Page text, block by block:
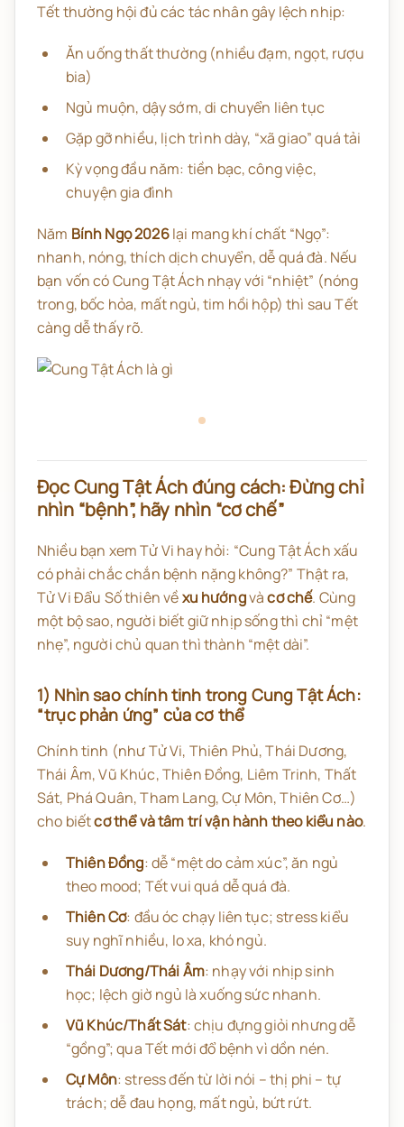
Tết thường hội đủ các tác nhân gây lệch nhịp:
Ăn uống thất thường (nhiều đạm, ngọt, rượu
bia)
Ngủ muộn, dậy sớm, di chuyển liên tục
Gặp gỡ nhiều, lịch trình dày, “xã giao” quá tải
Kỳ vọng đầu năm: tiền bạc, công việc,
chuyện gia đình
Năm Bính Ngọ 2026lại mang khí chất “Ngọ”:
nhanh, nóng, thích dịch chuyển, dễ quá đà. Nếu
bạn vốn có Cung Tật Ách nhạy với “nhiệt” (nóng
trong, bốc hỏa, mất ngủ, tim hồi hộp) thì sau Tết
càng dễ thấy rõ.
Đọc Cung Tật Ách đúng cách: Đừng chỉ
nhìn “bệnh”, hãy nhìn “cơ chế”
Nhiều bạn xem Tử Vi hay hỏi: “Cung Tật Ách xấu
có phải chắc chắn bệnh nặng không?” Thật ra,
Tử Vi Đẩu Số thiên vềxu hướngvàcơ chế. Cùng
một bộ sao, người biết giữ nhịp sống thì chỉ “mệt
nhẹ”, người chủ quan thì thành “mệt dài”.
1) Nhìn sao chính tinh trong Cung Tật Ách:
“trục phản ứng” của cơ thể
Chính tinh (như Tử Vi, Thiên Phủ, Thái Dương,
Thái Âm, Vũ Khúc, Thiên Đồng, Liêm Trinh, Thất
Sát, Phá Quân, Tham Lang, Cự Môn, Thiên Cơ…)
cho biếtcơ thể và tâm trí vận hành theo kiểu nào.
Thiên Đồng: dễ “mệt do cảm xúc”, ăn ngủ
theo mood; Tết vui quá dễ quá đà.
Thiên Cơ: đầu óc chạy liên tục; stress kiểu
suy nghĩ nhiều, lo xa, khó ngủ.
Thái Dương/Thái Âm: nhạy với nhịp sinh
học; lệch giờ ngủ là xuống sức nhanh.
Vũ Khúc/Thất Sát: chịu đựng giỏi nhưng dễ
“gồng”; qua Tết mới đổ bệnh vì dồn nén.
Cự Môn: stress đến từ lời nói – thị phi – tự
trách; dễ đau họng, mất ngủ, bứt rứt.